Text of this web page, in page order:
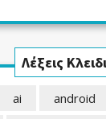
Λέξεις
ai android